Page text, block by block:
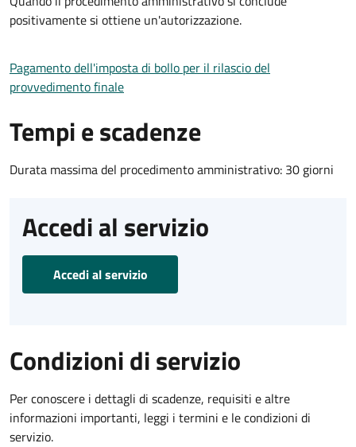
positivamente si ottiene un'autorizzazione.
Pagamento dell'imposta di bollo per il rilascio del
provvedimento finale
Tempi e scadenze
Durata massima del procedimento amministrativo: 30 giorni
Accedi al servizio
Accedi al servizio
Condizioni di servizio
Per conoscere i dettagli di scadenze, requisiti e altre
informazioni importanti, leggi i termini e le condizioni di
servizio.